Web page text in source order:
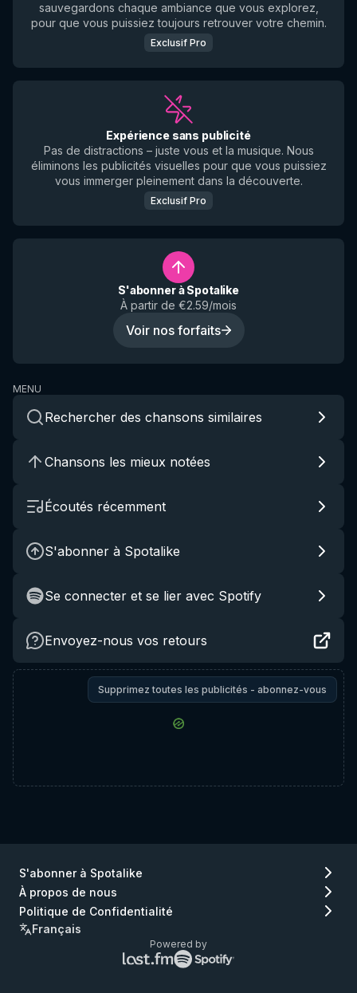
sauvegardons chaque ambiance que vous explorez,
pour que vous puissiez toujours retrouver votre chemin.
Exclusif Pro
Expérience sans publicité
Pas de distractions – juste vous et la musique. Nous
éliminons les publicités visuelles pour que vous puissiez
vous immerger pleinement dans la découverte.
Exclusif Pro
S'abonner à Spotalike
À partir de €2.59/mois
Voir nos forfaits
MENU
Rechercher des chansons similaires
Chansons les mieux notées
Écoutés récemment
S'abonner à Spotalike
Se connecter et se lier avec Spotify
Envoyez-nous vos retours
Supprimez toutes les publicités - abonnez-vous
S'abonner à Spotalike
À propos de nous
Politique de Confidentialité
Français
Powered by
Logo
Lastfm